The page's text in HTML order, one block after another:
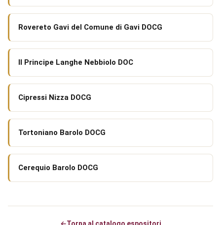
Rovereto Gavi del Comune di Gavi DOCG
Il Principe Langhe Nebbiolo DOC
Cipressi Nizza DOCG
Tortoniano Barolo DOCG
Cerequio Barolo DOCG